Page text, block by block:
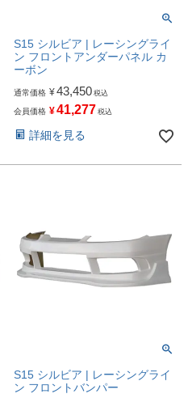
S15 シルビア | レーシングライ
ン フロントアンダーパネル カ
ーボン
通常価格 ¥43,450 税込
会員価格 ¥41,277 税込
詳細を見る
S15 シルビア | レーシングライ
ン フロントバンパー